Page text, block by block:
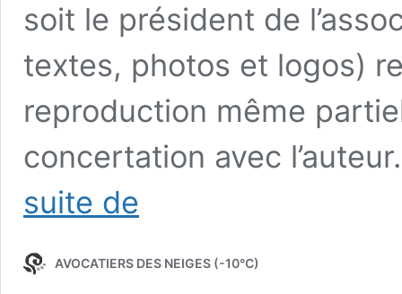
soit le président de
textes, photos et logos)
reproduction même
concertation avec
suite de
AVOCATIERS DES NEIGES (-10°C)